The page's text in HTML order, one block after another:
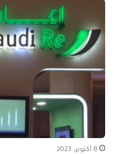
8 أكتوبر، 2023